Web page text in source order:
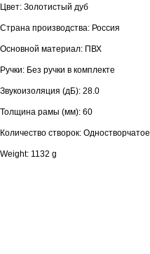
Цвет: Золотистый дуб
Страна производства: Россия
Основной материал: ПВХ
Ручки: Без ручки в комплекте
Звукоизоляция (дБ): 28.0
Толщина рамы (мм): 60
Количество створок: Одностворчатое
Weight: 1132 g